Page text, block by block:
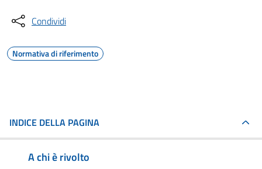
Condividi
Normativa di riferimento
INDICE DELLA PAGINA
A chi è rivolto